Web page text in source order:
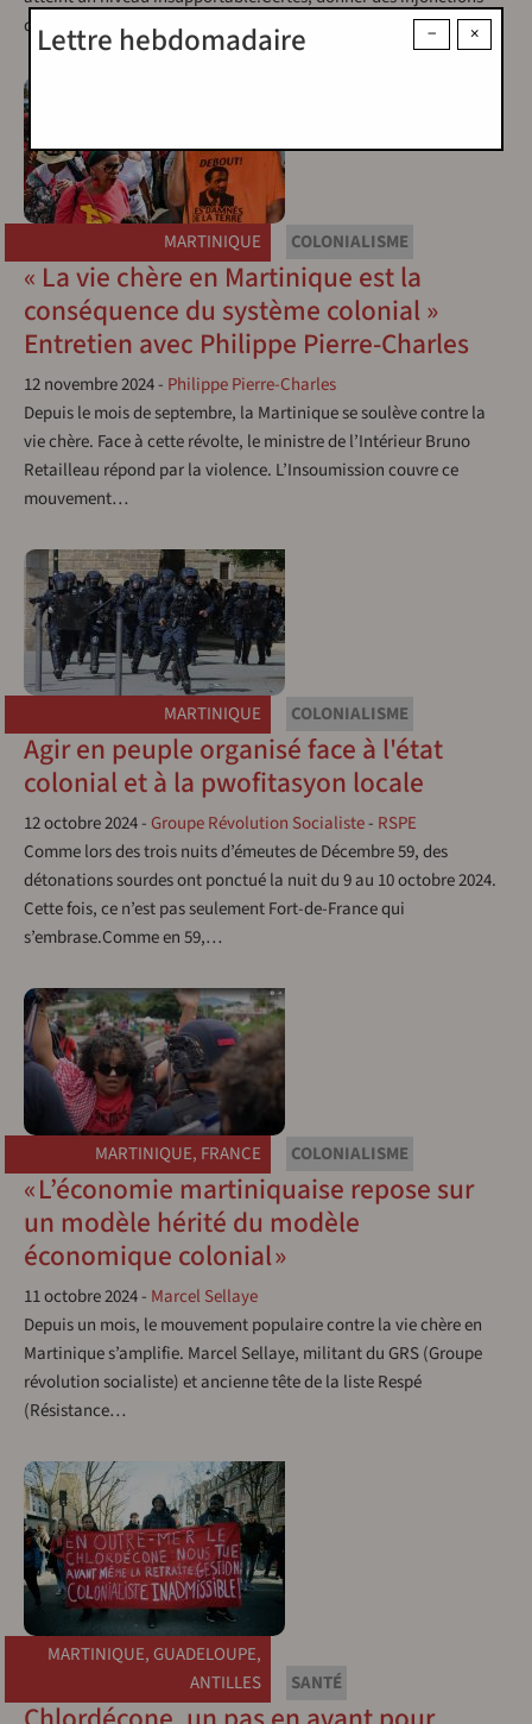
de…
MARTINIQUE COLONIALISME
« La vie chère en Martinique est la
conséquence du système colonial »
Entretien avec Philippe Pierre-Charles
12 novembre 2024- Philippe Pierre-Charles
Depuis le mois de septembre, la Martinique se soulève contre la
vie chère. Face à cette révolte, le ministre de l’Intérieur Bruno
Retailleau répond par la violence. L’Insoumission couvre ce
mouvement…
MARTINIQUE COLONIALISME
Agir en peuple organisé face à l'état
colonial et à la pwofitasyon locale
12 octobre 2024- Groupe Révolution Socialiste- RSPE
Comme lors des trois nuits d’émeutes de Décembre 59, des
détonations sourdes ont ponctué la nuit du 9 au 10 octobre 2024.
Cette fois, ce n’est pas seulement Fort-de-France qui
s’embrase.Comme en 59,…
MARTINIQUE, FRANCE COLONIALISME
« L’économie martiniquaise repose sur
un modèle hérité du modèle
économique colonial »
11 octobre 2024- Marcel Sellaye
Depuis un mois, le mouvement populaire contre la vie chère en
Martinique s’amplifie. Marcel Sellaye, militant du GRS (Groupe
révolution socialiste) et ancienne tête de la liste Respé
(Résistance…
MARTINIQUE, GUADELOUPE,
ANTILLES
SANTÉ
×
−
Lettre hebdomadaire